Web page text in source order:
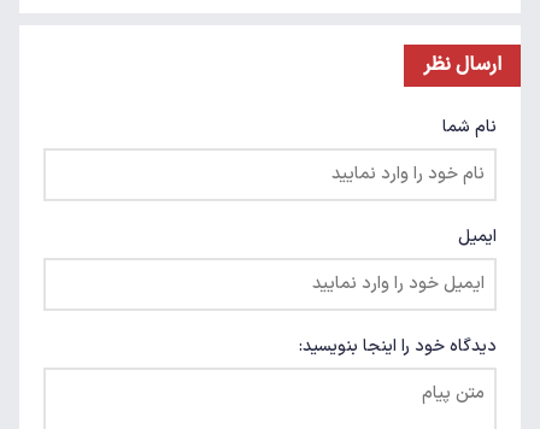
ارسال نظر
نام شما
ایمیل
دیدگاه خود را اینجا بنویسید: